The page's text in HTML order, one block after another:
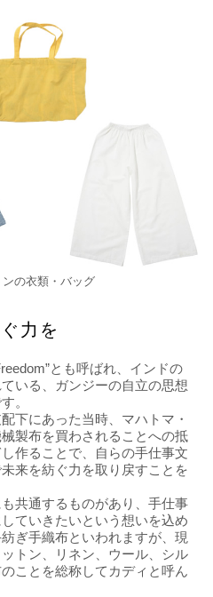
の衣類・バッグ
力を
とも呼ばれ、インドの
いる、ガンジーの自立の思想
。
下にあった当時、マハトマ・
製布を買わされることへの抵
作ることで、自らの手仕事文
来を紡ぐ力を取り戻すことを
共通するものがあり、手仕事
ていきたいという想いを込め
ぎ手織布といわれますが、現
トン、リネン、ウール、シル
ことを総称してカディと呼ん